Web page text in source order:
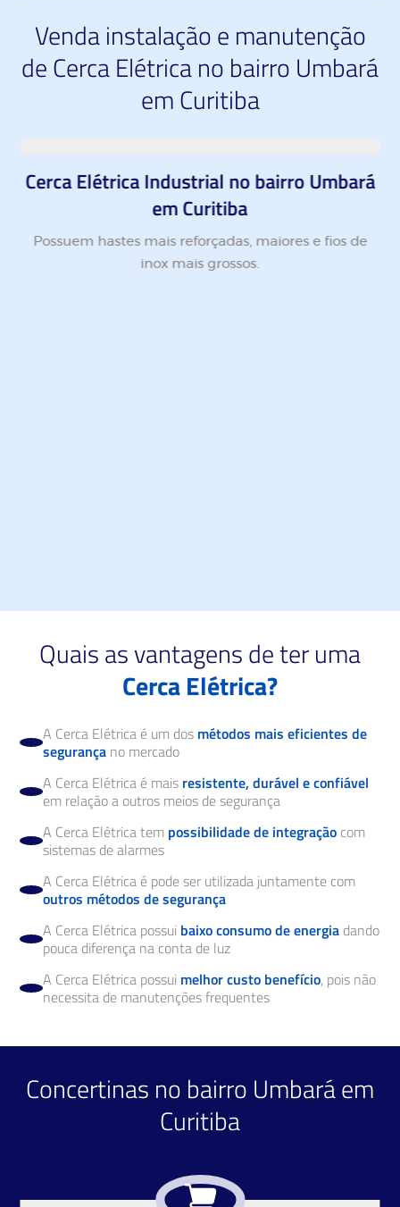
Venda instalação e manutenção
de Cerca Elétrica no bairro Umbará
em Curitiba
Quais as vantagens de ter uma
Cerca Elétrica?
A Cerca Elétrica é um dos métodos mais eficientes de
segurança no mercado
A Cerca Elétrica é mais resistente, durável e confiável
em relação a outros meios de segurança
A Cerca Elétrica tem possibilidade de integração com
sistemas de alarmes
A Cerca Elétrica é pode ser utilizada juntamente com
outros métodos de segurança
A Cerca Elétrica possui baixo consumo de energia dando
pouca diferença na conta de luz
A Cerca Elétrica possui melhor custo benefício, pois não
necessita de manutenções frequentes
Concertinas no bairro Umbará em
Curitiba